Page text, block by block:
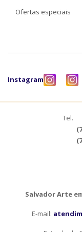
Ofertas especiais
Instagram
Tel.
Salvador Arte
E-mail: